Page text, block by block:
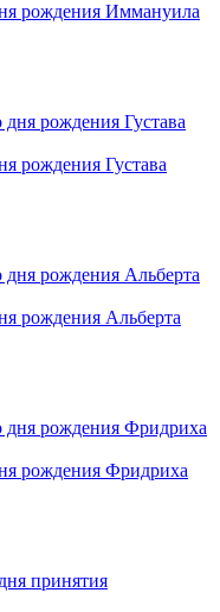
рождения Иммануила
рождения Густава
рождения Альберта
рождения Фридриха